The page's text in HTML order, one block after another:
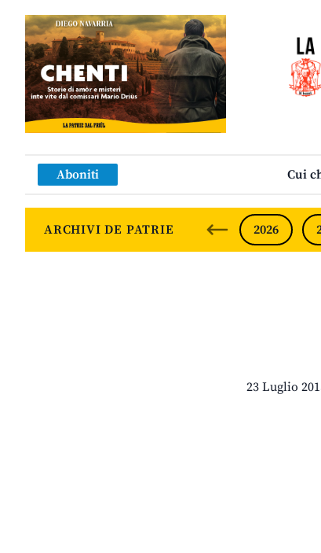
Aboniti Cui
ARCHIVI DE PATRIE 2026
23 Luglio